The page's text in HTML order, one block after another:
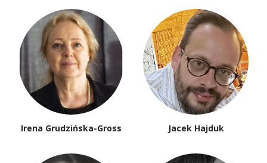
Irena Grudzińska-Gross Jacek Hajduk